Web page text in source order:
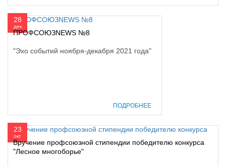
28
дек
ПРОФСОЮЗNEWS №8
"Эхо событий ноября-декабря 2021 года"
ПОДРОБНЕЕ
23
окт
Вручение профсоюзной стипендии победителю конкурса
"Лесное многоборье"